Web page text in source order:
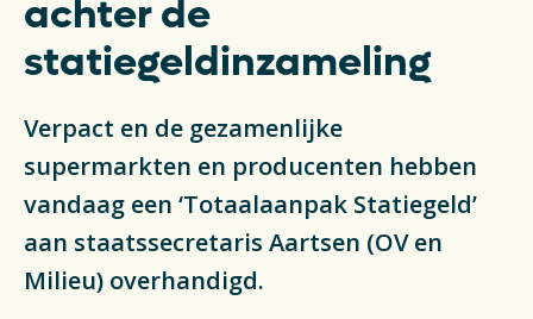
Resultaten
Inzameling & Recycling
Wetgeving
Actueel
achter de
statiegeldinzameling
Verpact en de gezamenlijke
supermarkten en producenten hebben
vandaag een ‘Totaalaanpak Statiegeld’
aan staatssecretaris Aartsen (OV en
Milieu) overhandigd.